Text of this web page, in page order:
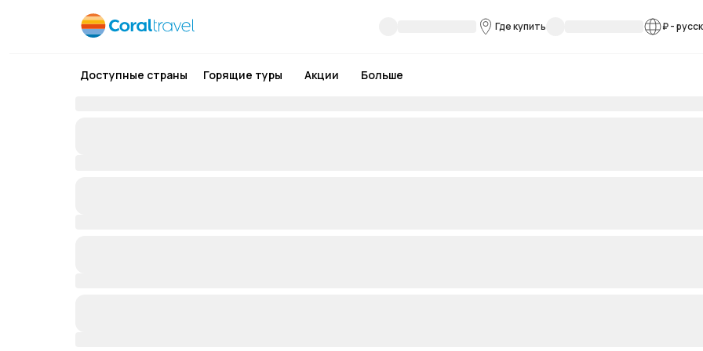
Где купить ₽-
Доступные страны Горящие туры Акции Больше